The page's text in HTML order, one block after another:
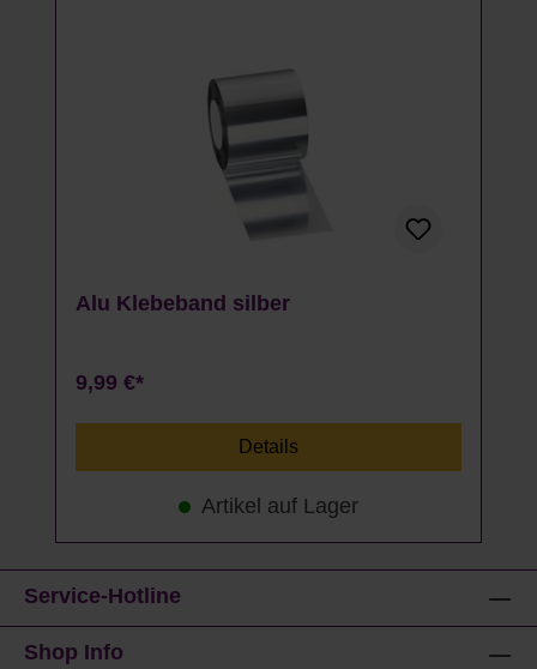
Alu Klebeband silber
9,99 €*
Details
Artikel auf Lager
Service-Hotline
Shop Info